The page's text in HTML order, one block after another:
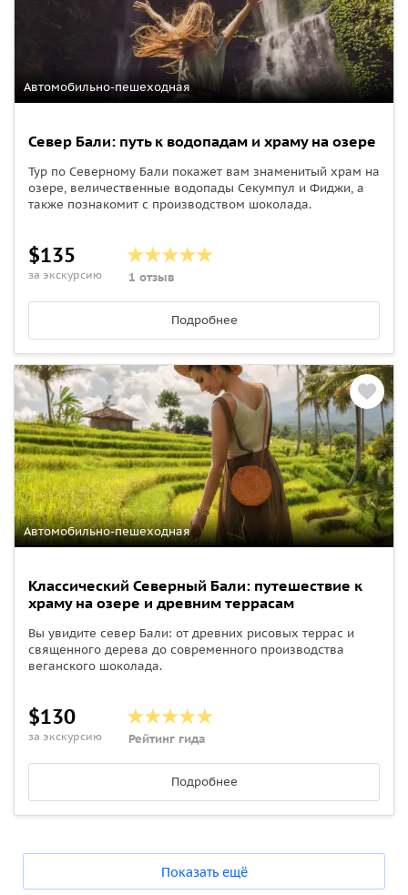
Автомобильно-пешеходная
Север Бали: путь к водопадам и храму на озере
Тур по Северному Бали покажет вам знаменитый храм на
озере, величественные водопады Секумпул и Фиджи, а
также познакомит с производством шоколада.
$135
за экскурсию 1 отзыв
Подробнее
Автомобильно-пешеходная
Классический Северный Бали: путешествие к
храму на озере и древним террасам
Вы увидите север Бали: от древних рисовых террас и
священного дерева до современного производства
веганского шоколада.
$130
за экскурсию Рейтинг гида
Подробнее
Показать ещё